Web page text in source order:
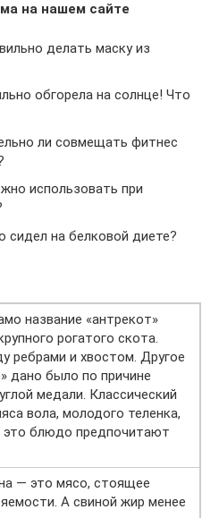
на нашем сайте
делать маску из
обгорела на солнце! Что
ли совмещать фитнес
использовать при
сидел на белковой диете?
название «антрекот»
рогатого скота.
ребрами и хвостом. Другое
дано было по причине
медали. Классический
вола, молодого теленка,
это блюдо предпочитают
— это мясо, стоящее
А свиной жир менее